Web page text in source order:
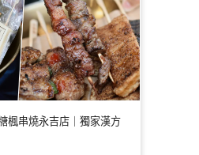
楓串燒永吉店｜獨家漢方